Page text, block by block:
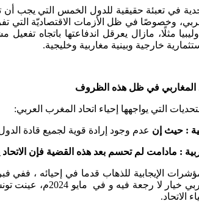
في تعبئة حقيقية للدول الخمس التي يجب
وخصوصًا في ظل الأزمات الاقتصاديّة
مثلًا، مازال يعرقل اندفاعتها باتجاه
خارجية وبينية مغاربية وخليجية.
المغاربي في ظل هذه الظروف
التي يواجهها إحياء اتحاد المغرب العربي:
: حيث إن عدم وجود إرادة قوية لجميع قادة الدول
: مادامت لم تحسم بعد هذه القضية فإن
قدما في إحيائه ، ففي فبراير 2024م، أصدر رئيسا البرلمان في كل من المغرب وموريتانيا بيانا
على أن التكامل
الاتحاد.